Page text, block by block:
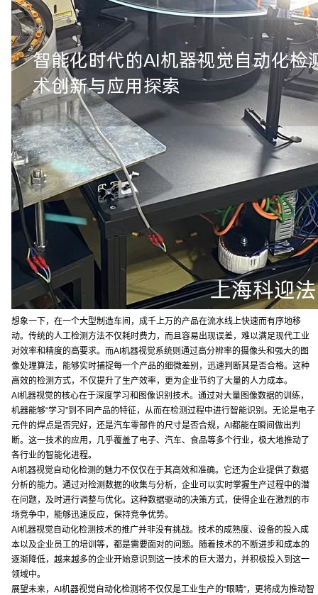
想象一下，在一个大型制造车间，成千上万的产品在流水线上快速而有序地移
动。传统的人工检测方法不仅耗时费力，而且容易出现误差，难以满足现代工业
对效率和精度的高要求。而AI机器视觉系统则通过高分辨率的摄像头和强大的图
像处理算法，能够实时捕捉每一个产品的细微差别，迅速判断其是否合格。这种
高效的检测方式，不仅提升了生产效率，更为企业节约了大量的人力成本。
AI机器视觉的核心在于深度学习和图像识别技术。通过对大量图像数据的训练，
机器能够“学习”到不同产品的特征，从而在检测过程中进行智能识别。无论是电子
元件的焊点是否完好，还是汽车零部件的尺寸是否合规，AI都能在瞬间做出判
断。这一技术的应用，几乎覆盖了电子、汽车、食品等多个行业，极大地推动了
各行业的智能化进程。
AI机器视觉自动化检测的魅力不仅仅在于其高效和准确。它还为企业提供了数据
分析的能力。通过对检测数据的收集与分析，企业可以实时掌握生产过程中的潜
在问题，及时进行调整与优化。这种数据驱动的决策方式，使得企业在激烈的市
场竞争中，能够迅速反应，保持竞争优势。
AI机器视觉自动化检测技术的推广并非没有挑战。技术的成熟度、设备的投入成
本以及企业员工的培训等，都是需要面对的问题。随着技术的不断进步和成本的
逐渐降低，越来越多的企业开始意识到这一技术的巨大潜力，并积极投入到这一
领域中。
展望未来，AI机器视觉自动化检测将不仅仅是工业生产的“眼睛”，更将成为推动智